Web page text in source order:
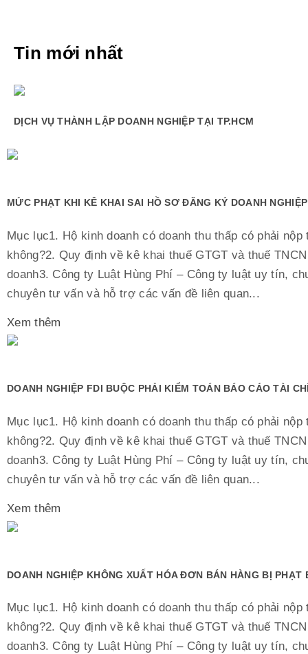
Tin mới nhất
DỊCH VỤ THÀNH LẬP DOANH NGHIỆP TẠI TP.HCM
MỨC PHẠT KHI KÊ KHAI SAI HỒ SƠ ĐĂNG KÝ DOANH NGHIỆP
Mục lục1. Hộ kinh doanh có doanh thu thấp có phải nộp
không?2. Quy định về kê khai thuế GTGT và thuế
doanh3. Công ty Luật Hùng Phí – Công ty luật uy tín,
chuyên tư vấn và hỗ trợ các vấn đề liên quan...
Xem thêm
DOANH NGHIỆP FDI BUỘC PHẢI KIỂM TOÁN BÁO CÁO TÀI
Mục lục1. Hộ kinh doanh có doanh thu thấp có phải nộp
không?2. Quy định về kê khai thuế GTGT và thuế
doanh3. Công ty Luật Hùng Phí – Công ty luật uy tín,
chuyên tư vấn và hỗ trợ các vấn đề liên quan...
Xem thêm
DOANH NGHIỆP KHÔNG XUẤT HÓA ĐƠN BÁN HÀNG BỊ PHẠT
Mục lục1. Hộ kinh doanh có doanh thu thấp có phải nộp
không?2. Quy định về kê khai thuế GTGT và thuế
doanh3. Công ty Luật Hùng Phí – Công ty luật uy tín,